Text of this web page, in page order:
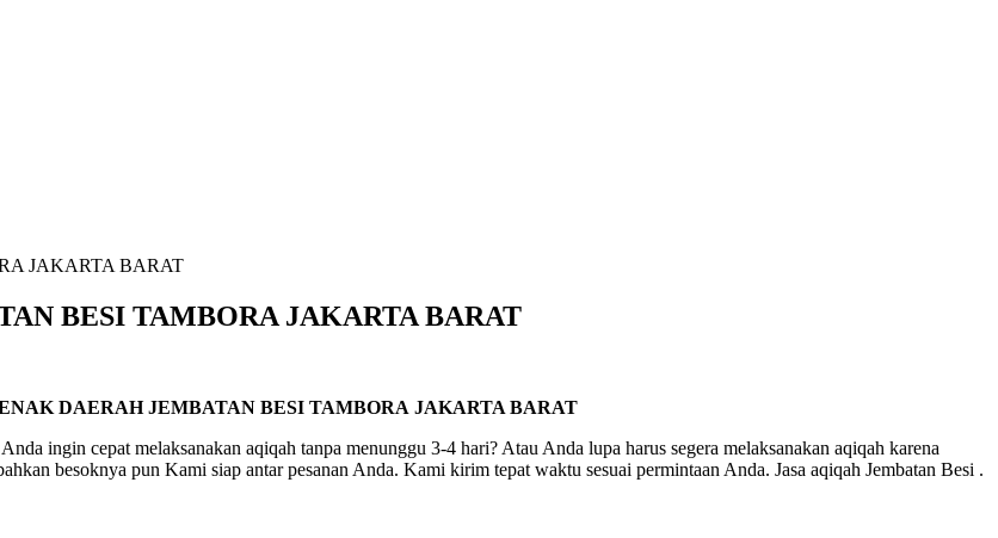
JAKARTA BARAT
BESI TAMBORA JAKARTA BARAT
DAERAH JEMBATAN BESI TAMBORA JAKARTA BARAT
ingin cepat melaksanakan aqiqah tanpa menunggu 3-4 hari? Atau Anda lupa harus segera melaksanakan aqiqah karena
besoknya pun Kami siap antar pesanan Anda. Kami kirim tepat waktu sesuai permintaan Anda. Jasa aqiqah Jembatan Besi .